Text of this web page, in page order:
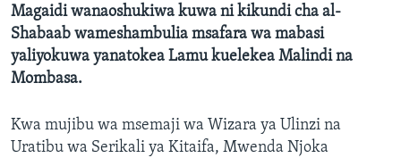
Magaidi wanaoshukiwa kuwa ni kikundi cha al-
Shabaab wameshambulia msafara wa mabasi
yaliyokuwa yanatokea Lamu kuelekea Malindi na
Mombasa.
Kwa mujibu wa msemaji wa Wizara ya Ulinzi na
Uratibu wa Serikali ya Kitaifa, Mwenda Njoka